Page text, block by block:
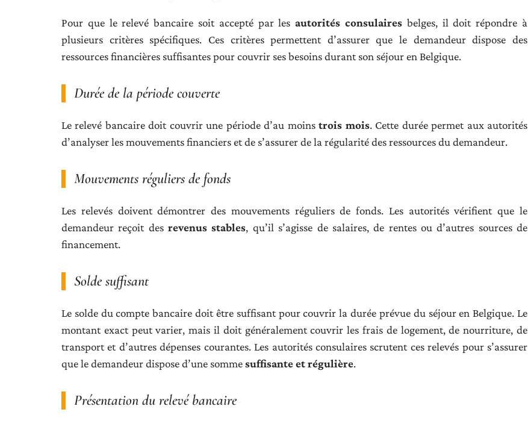
Pour que le relevé bancaire soit accepté par lesautorités consulaires belges, il doit répondre à
plusieurs critères spécifiques. Ces critères permettent d’assurer que le demandeur dispose des
ressources financières suffisantes pour couvrir ses besoins durant son séjour en Belgique.
Durée de la période couverte
Le relevé bancaire doit couvrir une période d’au moinstrois mois. Cette durée permet aux autorités
d’analyser les mouvements financiers et de s’assurer de la régularité des ressources du demandeur.
Mouvements réguliers de fonds
Les relevés doivent démontrer des mouvements réguliers de fonds. Les autorités vérifient que le
demandeur reçoit desrevenus stables, qu’il s’agisse de salaires, de rentes ou d’autres sources de
financement.
Solde suffisant
Le solde du compte bancaire doit être suffisant pour couvrir la durée prévue du séjour en Belgique. Le
montant exact peut varier, mais il doit généralement couvrir les frais de logement, de nourriture, de
transport et d’autres dépenses courantes. Les autorités consulaires scrutent ces relevés pour s’assurer
que le demandeur dispose d’une sommesuffisante et régulière.
Présentation du relevé bancaire